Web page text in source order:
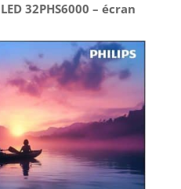
32PHS6000 – écran